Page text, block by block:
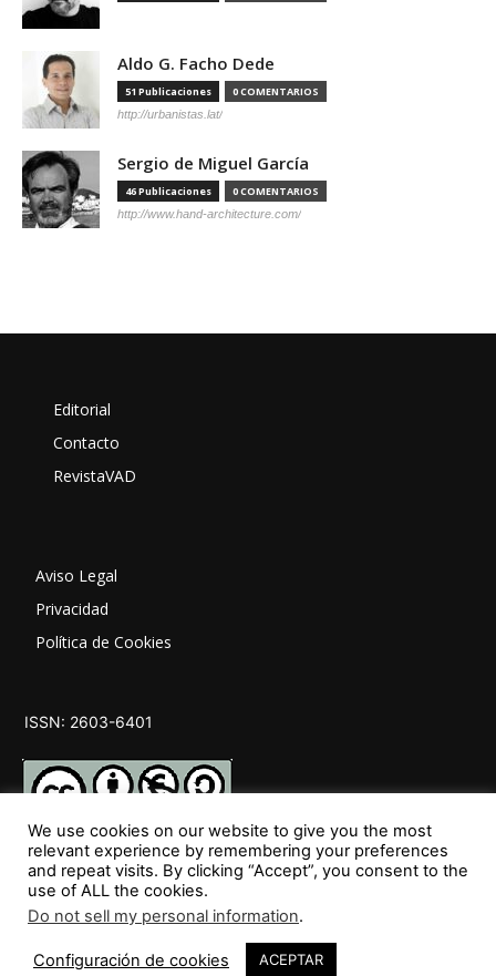
Aldo G. Facho Dede
51 Publicaciones 0 COMENTARIOS
http://urbanistas.lat/
Sergio de Miguel García
46 Publicaciones 0 COMENTARIOS
http://www.hand-architecture.com/
Editorial
Contacto
RevistaVAD
Aviso Legal
Privacidad
Política de Cookies
ISSN: 2603-6401
SÍGUENOS
We use cookies on our website to give you the most
relevant experience by remembering your preferences
and repeat visits. By clicking “Accept”, you consent to the
use of ALL the cookies.
Do not sell my personal information.
Configuración de cookies ACEPTAR